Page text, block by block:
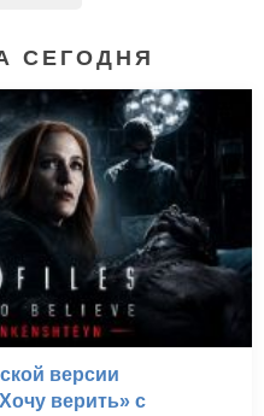
СЕГОДНЯ
версии
верить» с